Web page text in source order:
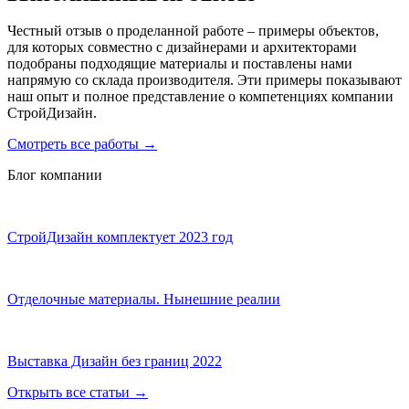
Честный отзыв о проделанной работе – примеры объектов,
для которых совместно с дизайнерами и архитекторами
подобраны подходящие материалы и поставлены нами
напрямую со склада производителя. Эти примеры показывают
наш опыт и полное представление о компетенциях компании
СтройДизайн.
Смотреть все работы →
Блог компании
СтройДизайн комплектует 2023 год
Отделочные материалы. Нынешние реалии
Выставка Дизайн без границ 2022
Открыть все статьи →